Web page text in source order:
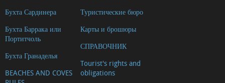
Бухта Сардинера
Бухта Баррака или
Портитчоль
Бухта Гранаделья
BEACHES AND COVES
Туристические бюро
Карты и брошюры
СПРАВОЧНИК
Tourist's rights and
obligations